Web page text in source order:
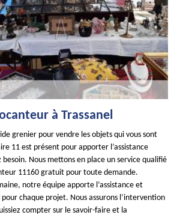
à Trassanel
grenier pour vendre les objets qui vous sont
11 est présent pour apporter l’assistance
Nous mettons en place un service qualifié
11160 gratuit pour toute demande.
notre équipe apporte l’assistance et
chaque projet. Nous assurons l’intervention
compter sur le savoir-faire et la